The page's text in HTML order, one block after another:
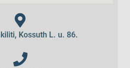
Kossuth L. u. 86.